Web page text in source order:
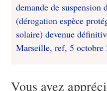
demande de suspension
(dérogation espèce
solaire) devenue
Marseille, ref, 5 octobre
Vous avez